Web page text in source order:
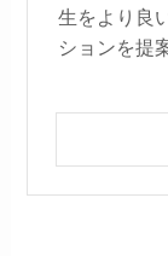
生をより良
ションを提